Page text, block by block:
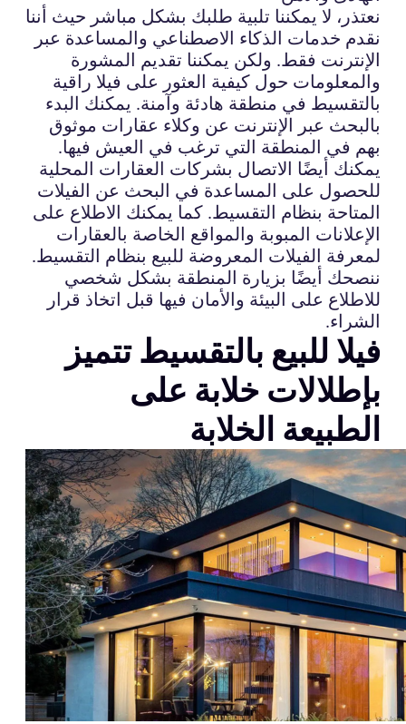
نعتذر، لا يمكننا تلبية طلبك بشكل مباشر حيث أننا
نقدم خدمات الذكاء الاصطناعي والمساعدة عبر
الإنترنت فقط. ولكن يمكننا تقديم المشورة
والمعلومات حول كيفية العثور على فيلا راقية
بالتقسيط في منطقة هادئة وآمنة. يمكنك البدء
بالبحث عبر الإنترنت عن وكلاء عقارات موثوق
بهم في المنطقة التي ترغب في العيش فيها.
يمكنك أيضًا الاتصال بشركات العقارات المحلية
للحصول على المساعدة في البحث عن الفيلات
المتاحة بنظام التقسيط. كما يمكنك الاطلاع على
الإعلانات المبوبة والمواقع الخاصة بالعقارات
لمعرفة الفيلات المعروضة للبيع بنظام التقسيط.
ننصحك أيضًا بزيارة المنطقة بشكل شخصي
للاطلاع على البيئة والأمان فيها قبل اتخاذ قرار
الشراء.
فيلا للبيع بالتقسيط تتميز
بإطلالات خلابة على
الطبيعة الخلابة